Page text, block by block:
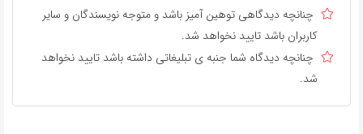
چنانچه دیدگاهی توهین آمیز باشد و متوجه نویسندگان و سایر
کاربران باشد تایید نخواهد شد.
چنانچه دیدگاه شما جنبه ی تبلیغاتی داشته باشد تایید نخواهد
شد.